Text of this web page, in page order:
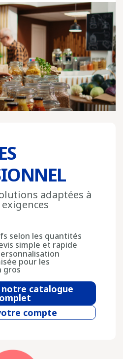
adaptées à
selon les quantités
simple et rapide
pour les
gros
notre catalogue
compte